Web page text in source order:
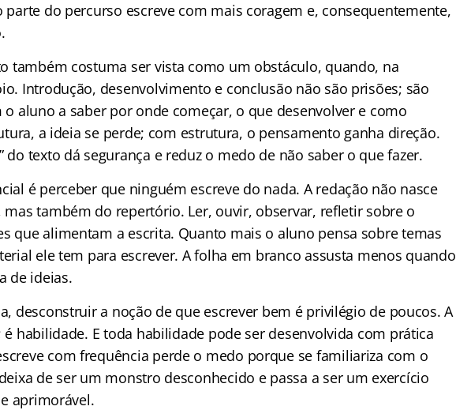
parte do percurso escreve com mais coragem e, consequentemente,
também costuma ser vista como um obstáculo, quando, na
Introdução, desenvolvimento e conclusão não são prisões; são
o aluno a saber por onde começar, o que desenvolver e como
a ideia se perde; com estrutura, o pensamento ganha direção.
do texto dá segurança e reduz o medo de não saber o que fazer.
é perceber que ninguém escreve do nada. A redação não nasce
mas também do repertório. Ler, ouvir, observar, refletir sobre o
que alimentam a escrita. Quanto mais o aluno pensa sobre temas
ele tem para escrever. A folha em branco assusta menos quando
de ideias.
desconstruir a noção de que escrever bem é privilégio de poucos. A
habilidade. E toda habilidade pode ser desenvolvida com prática
com frequência perde o medo porque se familiariza com o
de ser um monstro desconhecido e passa a ser um exercício
aprimorável.